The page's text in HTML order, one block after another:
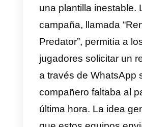
mensajes y
conversaciones,
hasta 300
simultáneas. La
los consejos de
sitio web y